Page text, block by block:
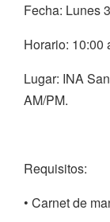
Fecha: Lunes
Horario: 10:00
Lugar: INA
AM/PM.
Requisitos:
• Carnet de